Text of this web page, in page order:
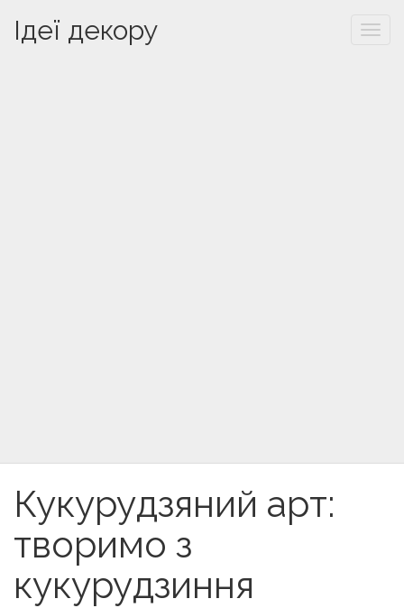
Ідеї декору
Кукурудзяний арт:
творимо з
кукурудзиння